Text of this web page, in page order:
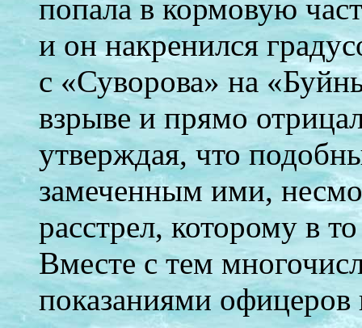
попала в кормовую
и он накренился
с «Суворова» на
взрыве и прямо
утверждая, что
замеченным ими,
расстрел, которому в
Вместе с тем
показаниями